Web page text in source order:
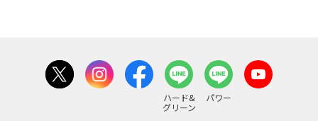
ハード&
グリーン
パワー